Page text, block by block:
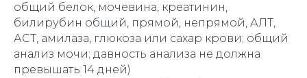
общий белок, мочевина, креатинин,
билирубин общий, прямой, непрямой, АЛТ,
АСТ, амилаза, глюкоза или сахар крови; общий
анализ мочи; давность анализа не должна
превышать 14 дней)